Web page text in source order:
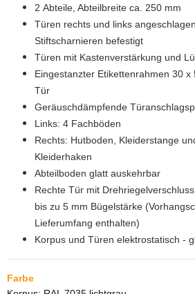
2 Abteile, Abteilbreite ca. 250 mm
Türen rechts und links
Stiftscharnieren befestigt
Türen mit Kastenverstärkung und
Eingestanzter Etikettenrahmen 30
Tür
Geräuschdämpfende
Links: 4 Fachböden
Rechts: Hutboden, Kleiderstange
Kleiderhaken
Abteilboden glatt auskehrbar
Rechte Tür mit
bis zu 5 mm Bügelstärke
Lieferumfang enthalten)
Korpus und Türen elektrostatisch -
Farbe